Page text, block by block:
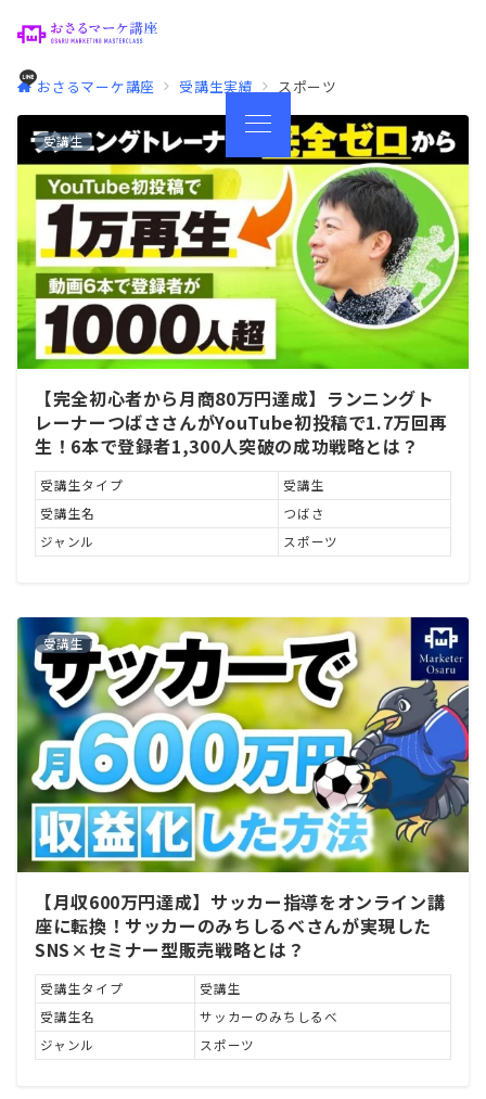
おさるマーケ講座 受講生実績 スポーツ
受講生
【完全初心者から月商80万円達成】ランニングト
レーナーつばささんがYouTube初投稿で1.7万回再
生！6本で登録者1,300人突破の成功戦略とは？
受講生タイプ
受講生
受講生名
つばさ
ジャンル
スポーツ
受講生
【月収600万円達成】サッカー指導をオンライン講
座に転換！サッカーのみちしるべさんが実現した
SNS×セミナー型販売戦略とは？
受講生タイプ
受講生
受講生名
サッカーのみちしるべ
ジャンル
スポーツ